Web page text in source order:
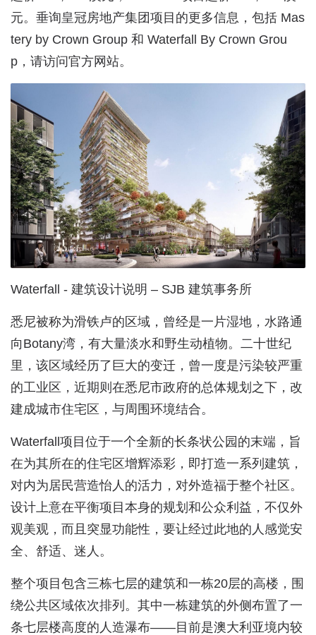
元。垂询皇冠房地产集团项目的更多信息，包括 Mas
tery by Crown Group 和 Waterfall By Crown Grou
p，请访问官方网站。
Waterfall - 建筑设计说明 – SJB 建筑事务所
悉尼被称为滑铁卢的区域，曾经是一片湿地，水路通
向Botany湾，有大量淡水和野生动植物。二十世纪
里，该区域经历了巨大的变迁，曾一度是污染较严重
的工业区，近期则在悉尼市政府的总体规划之下，改
建成城市住宅区，与周围环境结合。
Waterfall项目位于一个全新的长条状公园的末端，旨
在为其所在的住宅区增辉添彩，即打造一系列建筑，
对内为居民营造怡人的活力，对外造福于整个社区。
设计上意在平衡项目本身的规划和公众利益，不仅外
观美观，而且突显功能性，要让经过此地的人感觉安
全、舒适、迷人。
整个项目包含三栋七层的建筑和一栋20层的高楼，围
绕公共区域依次排列。其中一栋建筑的外侧布置了一
条七层楼高度的人造瀑布——目前是澳大利亚境内较